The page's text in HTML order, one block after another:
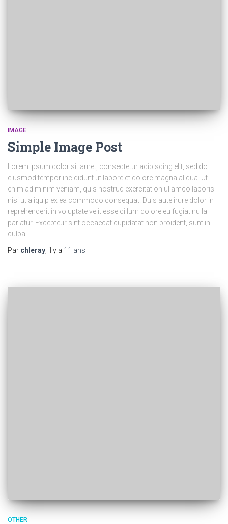
IMAGE
Simple Image Post
Lorem ipsum dolor sit amet, consectetur adipiscing elit, sed do
eiusmod tempor incididunt ut labore et dolore magna aliqua. Ut
enim ad minim veniam, quis nostrud exercitation ullamco laboris
nisi ut aliquip ex ea commodo consequat. Duis aute irure dolor in
reprehenderit in voluptate velit esse cillum dolore eu fugiat nulla
pariatur. Excepteur sint occaecat cupidatat non proident, sunt in
culpa.
Par chleray , il y a 11 ans
OTHER